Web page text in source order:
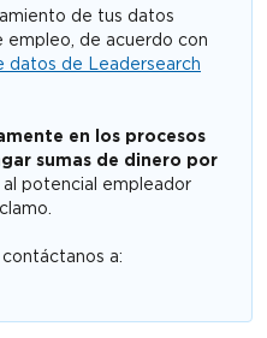
de tus datos
empleo, de acuerdo con
de Leadersearch
en los procesos
sumas de dinero por
al potencial empleador
a: